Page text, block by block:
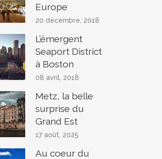
Europe
20 décembre, 2018
L’émergent
Seaport District
à Boston
08 avril, 2018
Metz, la belle
surprise du
Grand Est
17 août, 2025
Au coeur du